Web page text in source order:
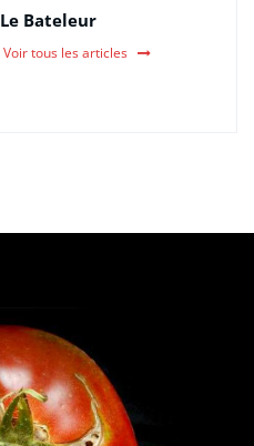
Le Bateleur
Voir tous les articles